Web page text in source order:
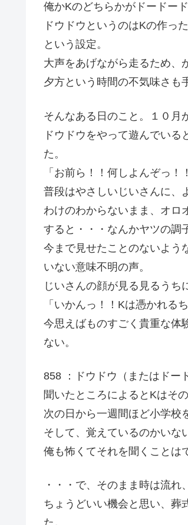
俺かKのどちらかがドードー
ドウドウというのはKの作っ
という設定。
大声をあげながら走るため、
夕方という時間の不気味さも
そんなある日のこと。１０月
ドウドウをやって遊んでい
た。
「お前ら！！何しよんぞっ
普段はやさしいじいさんに、
わけのわからないまま、オロ
すると・・・なんかヤツの調
今まで見せたことのないよう
いない意味不明の声。
じいさんの顔が見る見るうち
「いかんっ！！Kは憑かれる
今思えばものすごく貴重な体
ない。
858 ：ドウドウ（またはドー
聞いたところによるとKはそ
次の日から一週間ほど小学校
そして、覚えているのかいな
俺も怖くてそれを聞くことは
・・・で、そのまま時は流れ
ちょうどいい機会と思い、葬
た。